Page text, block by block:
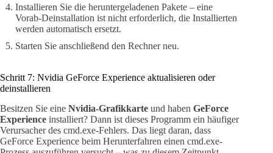
Installieren Sie die heruntergeladenen Pakete – eine
Vorab-Deinstallation ist nicht erforderlich, die Installierten
werden automatisch ersetzt.
Starten Sie anschließend den Rechner neu.
Schritt 7: Nvidia GeForce Experience aktualisieren oder
deinstallieren
Besitzen Sie eine Nvidia-Grafikkarte und haben GeForce
Experience installiert? Dann ist dieses Programm ein häufiger
Verursacher des cmd.exe-Fehlers. Das liegt daran, dass
GeForce Experience beim Herunterfahren einen cmd.exe-